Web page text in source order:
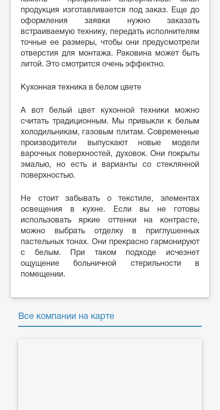
продукция изготавливается под заказ. Еще до
оформления заявки нужно заказать
встраиваемую технику, передать исполнителям
точные ее размеры, чтобы они предусмотрели
отверстия для монтажа. Раковина может быть
литой. Это смотрится очень эффектно.
Кухонная техника в белом цвете
А вот белый цвет кухонной техники можно
считать традиционным. Мы привыкли к белым
холодильникам, газовым плитам. Современные
производители выпускают новые модели
варочных поверхностей, духовок. Они покрыты
эмалью, но есть и варианты со стеклянной
поверхностью.
Не стоит забывать о текстиле, элементах
освещения в кухне. Если вы не готовы
использовать яркие оттенки на контрасте,
можно выбрать отделку в приглушенных
пастельных тонах. Они прекрасно гармонируют
с белым. При таком подходе исчезнет
ощущение больничной стерильности в
помещении.
Все компании на карте